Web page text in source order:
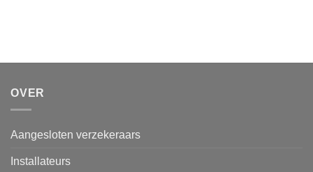
OVER
Aangesloten verzekeraars
Installateurs